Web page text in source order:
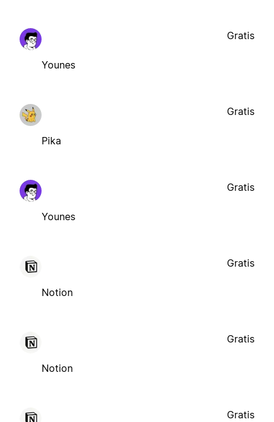
Younes
Gratis
Pika
Gratis
Younes
Gratis
Notion
Gratis
Notion
Gratis
Gratis